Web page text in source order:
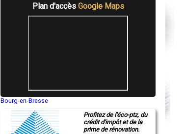
Plan d'accès Google Maps
Bourg-en-Bresse
Montluçon
Manosque
Gap
Profitez de l'éco-ptz, du
crédit d'impôt et de la
prime de rénovation.